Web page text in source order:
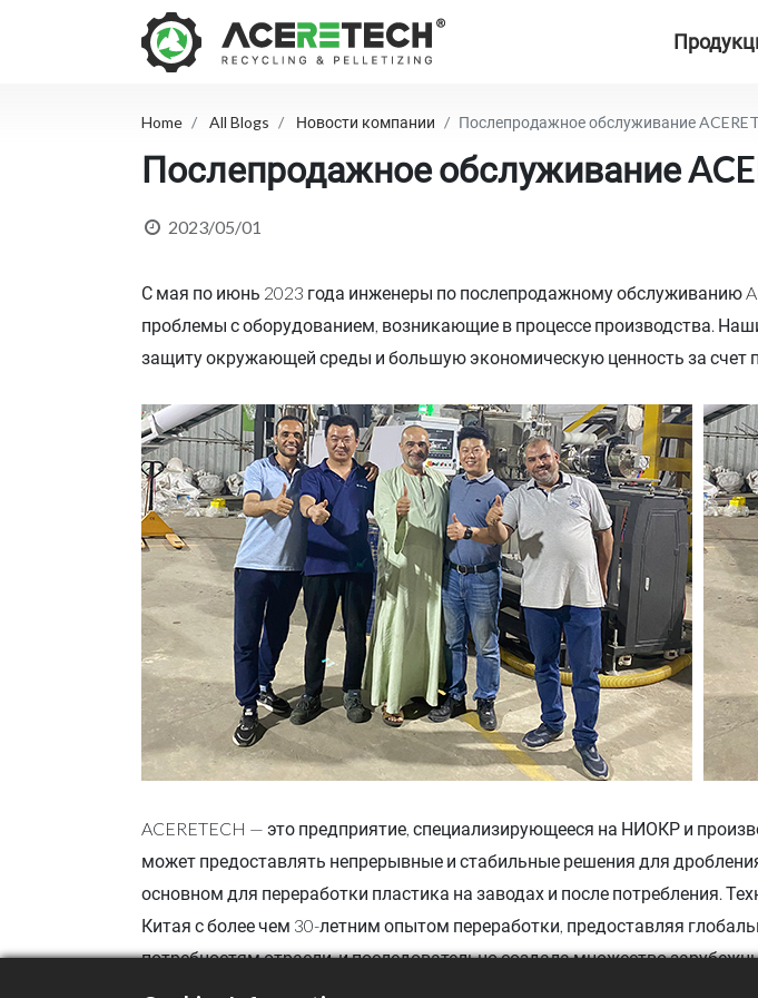
Home All Blogs Новости компании Послепродажное обслуживание
Послепродажное обслуживание
2023/05/01
С мая по июнь 2023 года инженеры по послепродажному обслуживанию
проблемы с оборудованием, возникающие в процессе производства.
защиту окружающей среды и большую экономическую ценность за счет
ACERETECH — это предприятие, специализирующееся на НИОКР и
может предоставлять непрерывные и стабильные решения для
основном для переработки пластика на заводах и после потребления.
Китая с более чем 30-летним опытом переработки, предоставляя
потребностям отрасли, и последовательно создала множество